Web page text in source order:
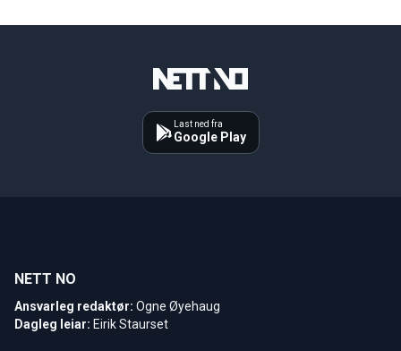
Last ned fra
Google Play
NETT NO
Ansvarleg redaktør: Ogne Øyehaug
Dagleg leiar: Eirik Staurset